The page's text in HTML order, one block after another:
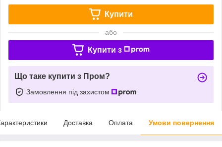
Купити
або
Купити з
Що таке купити з Пром?
Замовлення під захистом
Доставка Оплата Умови повернення